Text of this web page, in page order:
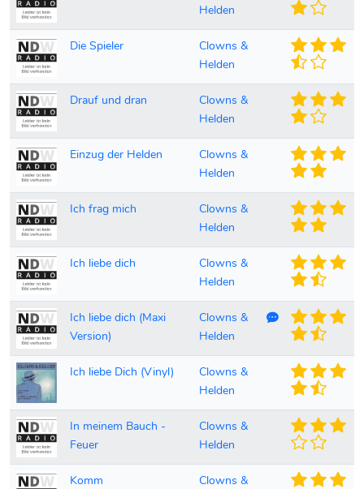
Helden
Die Spieler
Clowns &
Helden
Drauf und dran
Clowns &
Helden
Einzug der Helden
Clowns &
Helden
Ich frag mich
Clowns &
Helden
Ich liebe dich
Clowns &
Helden
Ich liebe dich (Maxi
Version)
Clowns &
Helden
Kommentare
Ich liebe Dich (Vinyl)
Clowns &
Helden
In meinem Bauch -
Feuer
Clowns &
Helden
Komm
Clowns &